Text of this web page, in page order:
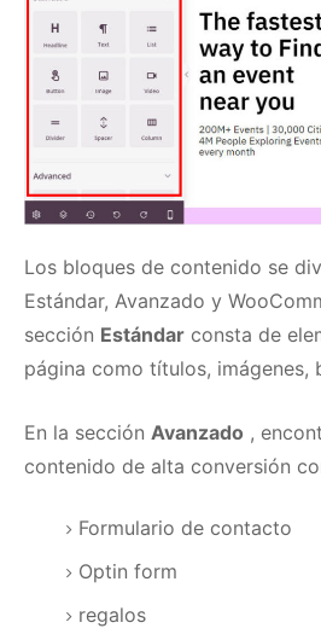
Los bloques de contenido se
Estándar, Avanzado y
sección Estándar consta de
página como títulos, imágenes,
En la sección Avanzado ,
contenido de alta conversión
Formulario de contacto
Optin form
regalos